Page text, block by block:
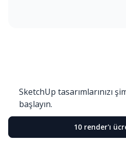
SketchUp tasarımlarınızı
başlayın.
10 render'ı